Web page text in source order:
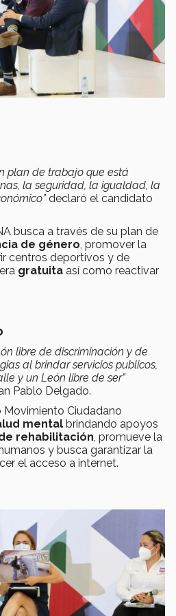
plan de trabajo que está
la seguridad, la igualdad, la
declaró el candidato
busca a través de su plan de
de género , promover la
centros deportivos y de
gratuita así como reactivar
libre de discriminación y de
al brindar servicios publicos,
y un León libre de ser”
Pablo Delgado.
Ciudadano
mental brindando apoyos
rehabilitación , promueve la
y busca garantizar la
el acceso a internet.